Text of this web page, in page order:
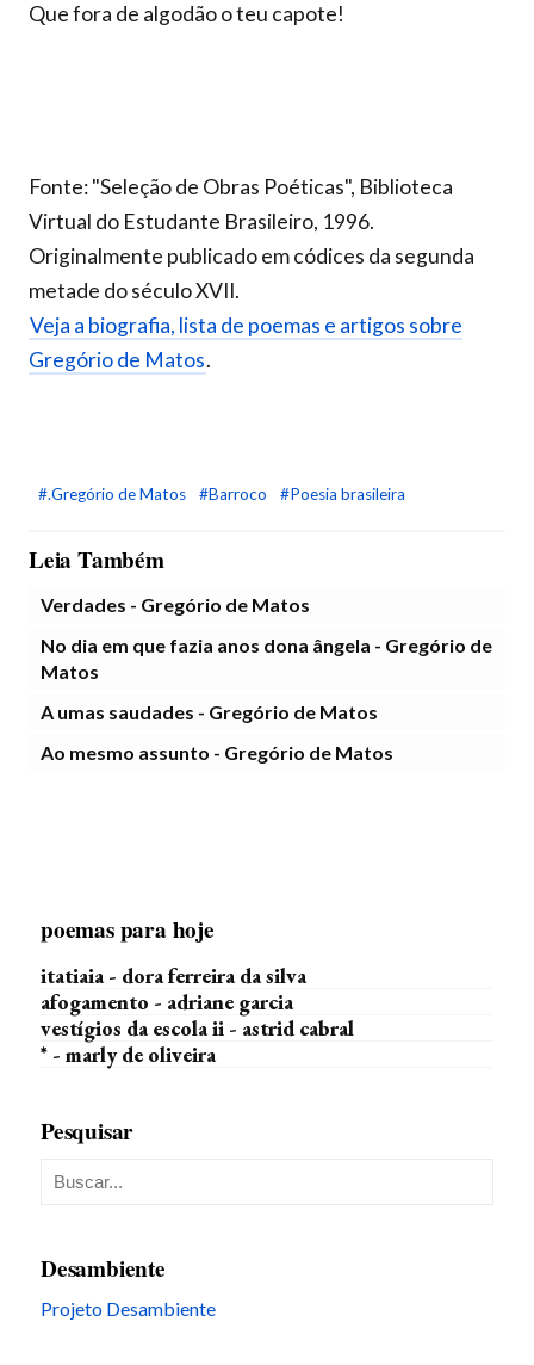
Que fora de algodão o teu capote!
Fonte: "Seleção de Obras Poéticas", Biblioteca
Virtual do Estudante Brasileiro, 1996.
Originalmente publicado em códices da segunda
metade do século XVII.
Veja a biografia, lista de poemas e artigos sobre
Gregório de Matos.
#.Gregório de Matos #Barroco #Poesia brasileira
Leia Também
Verdades - Gregório de Matos
No dia em que fazia anos dona ângela - Gregório de
Matos
A umas saudades - Gregório de Matos
Ao mesmo assunto - Gregório de Matos
poemas para hoje
itatiaia - dora ferreira da silva
afogamento - adriane garcia
vestígios da escola ii - astrid cabral
* - marly de oliveira
Pesquisar
Desambiente
Projeto Desambiente